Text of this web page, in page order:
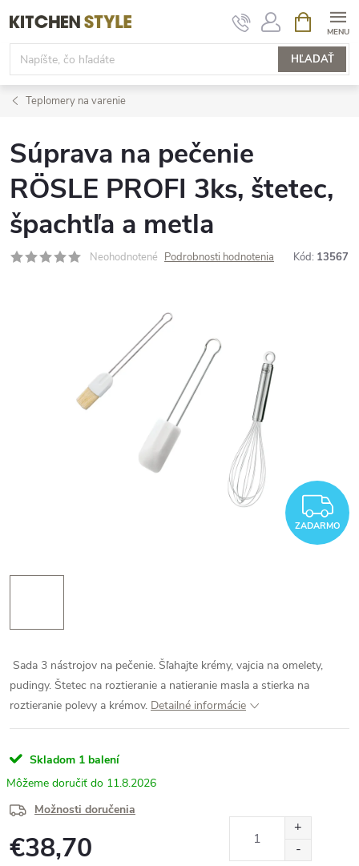
na
obsah
HĽADAŤ
KOŠÍK
Teplomery na varenie
Súprava na pečenie
RÖSLE PROFI 3ks, štetec,
špachtľa a metla
Neohodnotené Podrobnosti hodnotenia Kód: 13567
ZADARMO
Sada 3 nástrojov na pečenie. Šľahajte krémy, vajcia na omelety,
pudingy. Štetec na roztieranie a natieranie masla a stierka na
roztieranie polevy a krémov. Detailné informácie
Skladom 1 balení
11.8.2026
Možnosti doručenia
€38,70